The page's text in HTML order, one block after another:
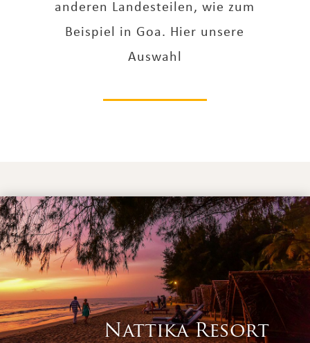
anderen Landesteilen, wie zum
Beispiel in Goa. Hier unsere
Auswahl
Nattika Resort